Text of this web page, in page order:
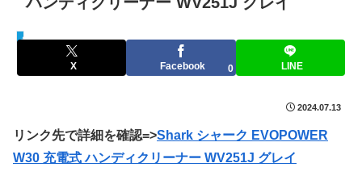
セールハンター 激安情報まとめサイト
X Facebook 0 LINE
2024.07.13
リンク先で詳細を確認=>Shark シャーク EVOPOWER
W30 充電式 ハンディクリーナー WV251J グレイ